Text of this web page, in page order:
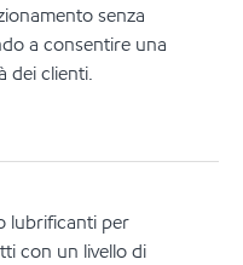
senza
a consentire una
dei clienti.
lubrificanti per
con un livello di